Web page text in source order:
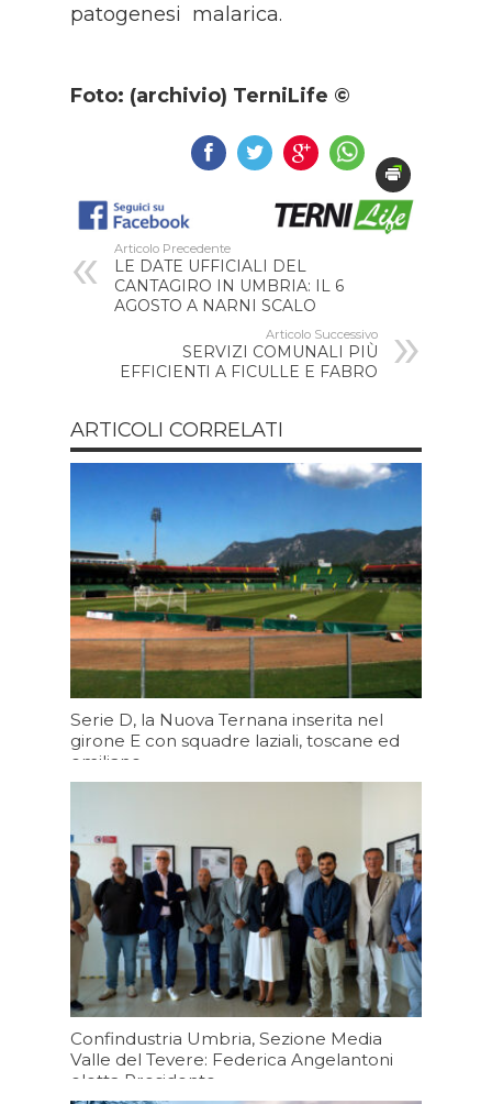
patogenesi malarica.
Foto: (archivio) TerniLife ©
Articolo Precedente
LE DATE UFFICIALI DEL
CANTAGIRO IN UMBRIA: IL 6
AGOSTO A NARNI SCALO
Articolo Successivo
SERVIZI COMUNALI PIÙ
EFFICIENTI A FICULLE E FABRO
ARTICOLI CORRELATI
Serie D, la Nuova Ternana inserita nel
girone E con squadre laziali, toscane ed
emiliane
Confindustria Umbria, Sezione Media
Valle del Tevere: Federica Angelantoni
eletta Presidente